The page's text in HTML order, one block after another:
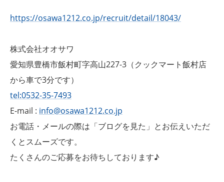
https://osawa1212.co.jp/recruit/detail/18043/
株式会社オオサワ
愛知県豊橋市飯村町字高山227-3（クックマート飯村店
から車で3分です）
tel:0532-35-7493
E-mail : info@osawa1212.co.jp
お電話・メールの際は「ブログを見た」とお伝えいただ
くとスムーズです。
たくさんのご応募をお待ちしております♪